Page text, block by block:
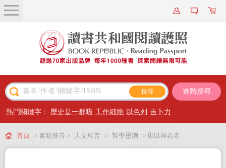
關於我們
近期新書
主題閱讀
出版專區
會員專屬
進階搜尋
熱門關鍵字： 歷史是一群喵 工作細胞 以色列 吉卜力
首頁 > 書籍搜尋 > 人文科普 > 哲學思潮 > 毋以神為名